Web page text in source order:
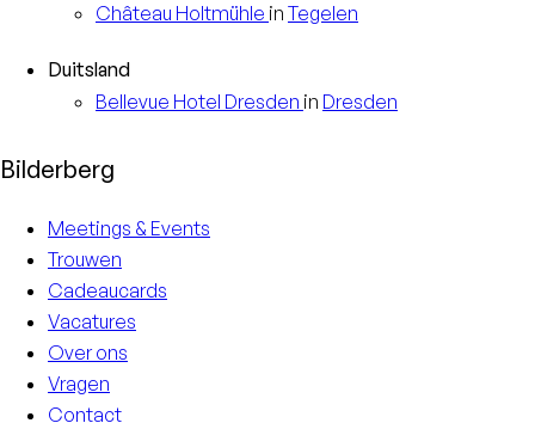
Château Holtmühle in Tegelen
Duitsland
Bellevue Hotel Dresden in Dresden
Bilderberg
Meetings & Events
Trouwen
Cadeaucards
Vacatures
Over ons
Vragen
Contact